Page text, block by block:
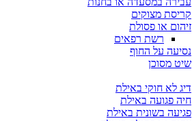
קריסת מצוקים
זיהום או פסולת
רשת רפאים
נסיעה על החוף
שיט מסוכן
דיג לא חוקי באילת
חיה פגועה באילת
פגיעה בשונית באילת